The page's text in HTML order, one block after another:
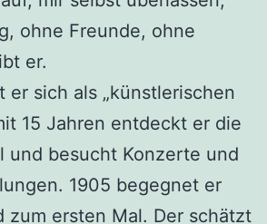
ohne Freunde, ohne
er.
er sich als „künstlerischen
15 Jahren entdeckt er die
und besucht Konzerte und
1905 begegnet er
zum ersten Mal. Der schätzt